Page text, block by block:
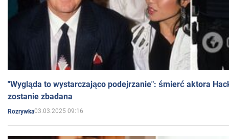
"Wygląda to wystarczająco podejrzanie": śmierć aktora
zostanie zbadana
Rozrywka03.03.2025 09:16